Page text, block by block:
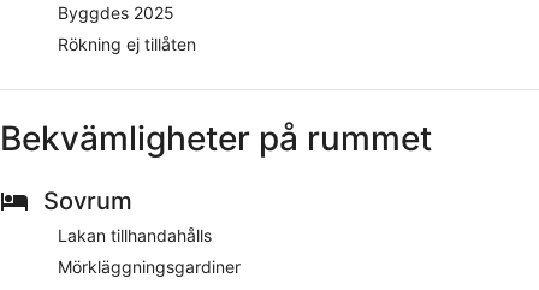
Byggdes 2025
Rökning ej tillåten
Bekvämligheter på rummet
Sovrum
Lakan tillhandahålls
Mörkläggningsgardiner